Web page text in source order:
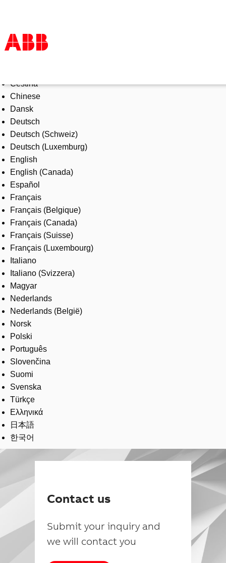
Products & Solutions
Industries
Services
About us
Where to buy
Contact us
Careers
Čeština
Chinese
Dansk
Deutsch
Deutsch (Schweiz)
Deutsch (Luxemburg)
English
English (Canada)
Español
Français
Français (Belgique)
Français (Canada)
Français (Suisse)
Français (Luxembourg)
Italiano
Italiano (Svizzera)
Magyar
Nederlands
Nederlands (België)
Norsk
Polski
Português
Slovenčina
Suomi
Svenska
Türkçe
Ελληνικά
日本語
한국어
Contact us
Submit your inquiry and
we will contact you